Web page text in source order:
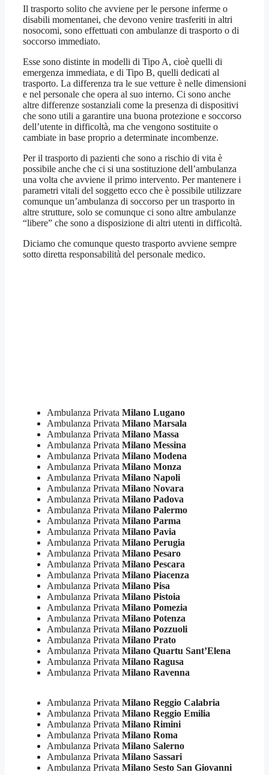
Il trasporto solito che avviene per le persone inferme o
disabili momentanei, che devono venire trasferiti in altri
nosocomi, sono effettuati con ambulanze di trasporto o di
soccorso immediato.
Esse sono distinte in modelli di Tipo A, cioè quelli di
emergenza immediata, e di Tipo B, quelli dedicati al
trasporto. La differenza tra le sue vetture è nelle dimensioni
e nel personale che opera al suo interno. Ci sono anche
altre differenze sostanziali come la presenza di dispositivi
che sono utili a garantire una buona protezione e soccorso
dell’utente in difficoltà, ma che vengono sostituite o
cambiate in base proprio a determinate incombenze.
Per il trasporto di pazienti che sono a rischio di vita è
possibile anche che ci si una sostituzione dell’ambulanza
una volta che avviene il primo intervento. Per mantenere i
parametri vitali del soggetto ecco che è possibile utilizzare
comunque un’ambulanza di soccorso per un trasporto in
altre strutture, solo se comunque ci sono altre ambulanze
“libere” che sono a disposizione di altri utenti in difficoltà.
Diciamo che comunque questo trasporto avviene sempre
sotto diretta responsabilità del personale medico.
Ambulanza Privata Milano Lugano
Ambulanza Privata Milano Marsala
Ambulanza Privata Milano Massa
Ambulanza Privata Milano Messina
Ambulanza Privata Milano Modena
Ambulanza Privata Milano Monza
Ambulanza Privata Milano Napoli
Ambulanza Privata Milano Novara
Ambulanza Privata Milano Padova
Ambulanza Privata Milano Palermo
Ambulanza Privata Milano Parma
Ambulanza Privata Milano Pavia
Ambulanza Privata Milano Perugia
Ambulanza Privata Milano Pesaro
Ambulanza Privata Milano Pescara
Ambulanza Privata Milano Piacenza
Ambulanza Privata Milano Pisa
Ambulanza Privata Milano Pistoia
Ambulanza Privata Milano Pomezia
Ambulanza Privata Milano Potenza
Ambulanza Privata Milano Pozzuoli
Ambulanza Privata Milano Prato
Ambulanza Privata Milano Quartu Sant’Elena
Ambulanza Privata Milano Ragusa
Ambulanza Privata Milano Ravenna
Ambulanza Privata Milano Reggio Calabria
Ambulanza Privata Milano Reggio Emilia
Ambulanza Privata Milano Rimini
Ambulanza Privata Milano Roma
Ambulanza Privata Milano Salerno
Ambulanza Privata Milano Sassari
Ambulanza Privata Milano Sesto San Giovanni